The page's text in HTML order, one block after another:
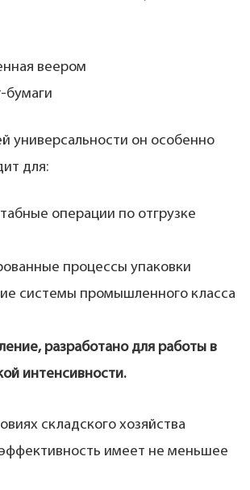
веером
бумаги
универсальности он особенно
для:
операции по отгрузке
процессы упаковки
системы промышленного класса
разработано для работы в
интенсивности.
складского хозяйства
имеет не меньшее